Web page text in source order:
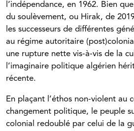
l’indépendance, en 1962. Bien
du soulèvement, ou Hirak, de
les successeurs de différentes
au régime autoritaire
une rupture nette vis-à-vis de la
l’imaginaire politique algérien
récente.
En plaçant l’éthos non-violent au
changement politique, le peuple
colonial redoublé par celui de la